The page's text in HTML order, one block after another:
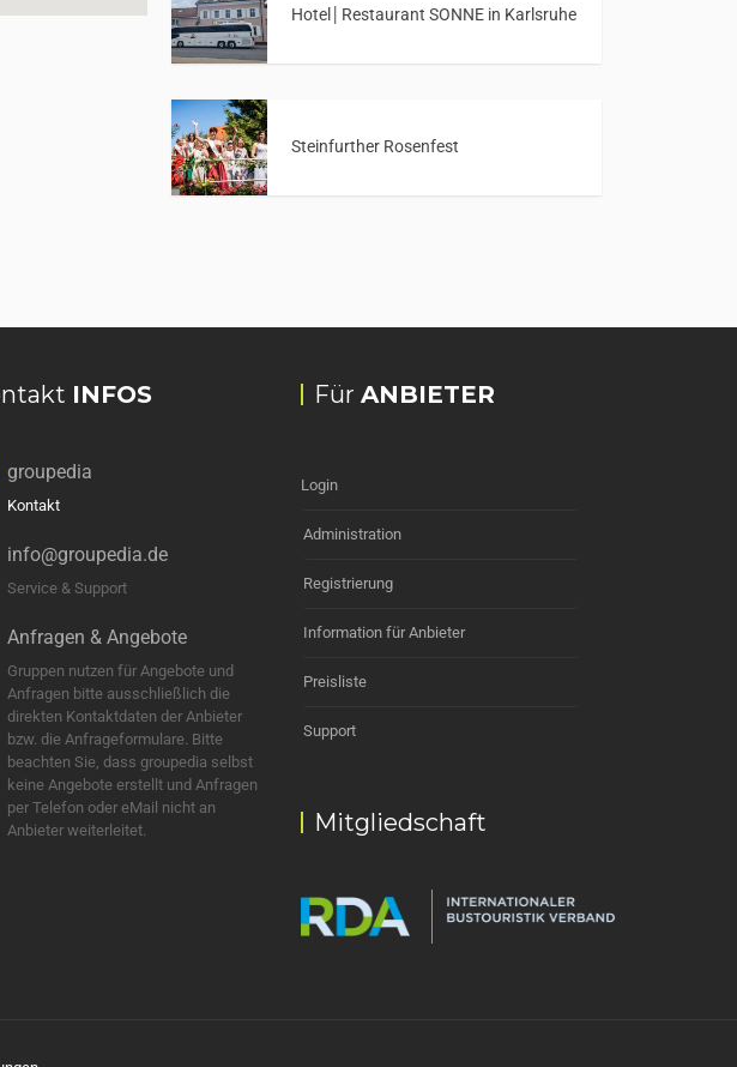
Hotel│Restaurant SONNE in Karlsruhe
Steinfurther Rosenfest
INFOS
groupedia
Kontakt
info@groupedia.de
Service & Support
Anfragen & Angebote
Gruppen nutzen für Angebote und
Anfragen bitte ausschließlich die
direkten Kontaktdaten der Anbieter
bzw. die Anfrageformulare. Bitte
beachten Sie, dass groupedia selbst
keine Angebote erstellt und Anfragen
per Telefon oder eMail nicht an
Anbieter weiterleitet.
Für ANBIETER
Login
Administration
Registrierung
Information für Anbieter
Preisliste
Support
Mitgliedschaft